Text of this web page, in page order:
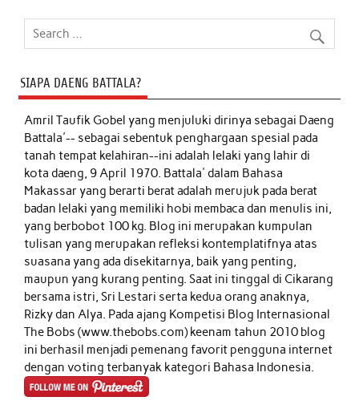
SIAPA DAENG BATTALA?
Amril Taufik Gobelyang menjuluki dirinya sebagai Daeng
Battala'-- sebagai sebentuk penghargaan spesial pada
tanah tempat kelahiran--ini adalah lelaki yang lahir di
kota daeng, 9 April 1970. Battala' dalam Bahasa
Makassar yang berarti berat adalah merujuk pada berat
badan lelaki yang memiliki hobi membaca dan menulis ini,
yang berbobot 100 kg. Blog ini merupakan kumpulan
tulisan yang merupakan refleksi kontemplatifnya atas
suasana yang ada disekitarnya, baik yang penting,
maupun yang kurang penting. Saat ini tinggal di Cikarang
bersama istri, Sri Lestari serta kedua orang anaknya,
Rizky dan Alya. Pada ajang Kompetisi Blog Internasional
The Bobs (www.thebobs.com) keenam tahun 2010 blog
ini berhasil menjadi pemenang favorit pengguna internet
dengan voting terbanyak kategori Bahasa Indonesia.